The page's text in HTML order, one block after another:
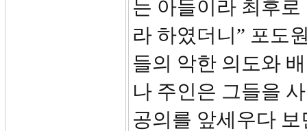
는 아들이라 최후
라 하였더니” 포도
들의 악한 의도와
나 주인은 그들을
공의를 앞세우다